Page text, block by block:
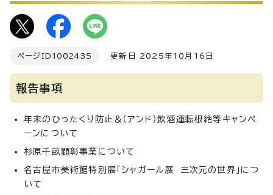
ページID 1002435 更新日 2025年10月16日
報告事項
年末のひったくり防止＆（アンド）飲酒運転根絶等キャンペ
ーンについて
杉原千畝顕彰事業について
名古屋市美術館特別展「シャガール展 三次元の世界」につ
いて